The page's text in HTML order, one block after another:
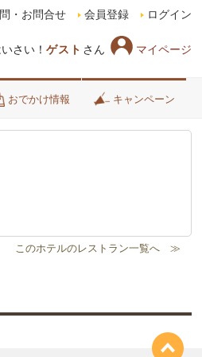
さい！ ゲスト さん マイページ
・お問合せ 会員登録 ログイン
おでかけ情報 キャンペーン